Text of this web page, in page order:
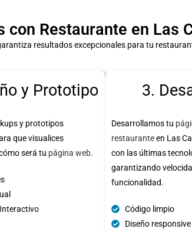
con Restaurante en Las
resultados excepcionales para tu
y Prototipo
y prototipos
que visualices
será tu página web.
3.
Desarrollamos tu
restauranteen Las
con las últimas
garantizando
funcionalidad.
Código limpio
Diseño responsive